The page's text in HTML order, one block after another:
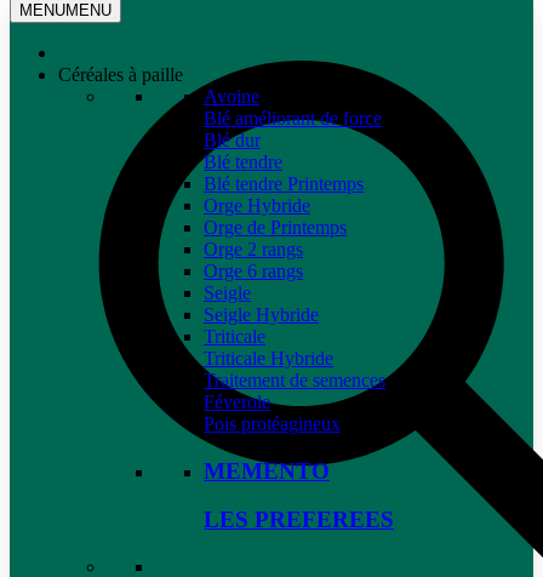
MENUMENU
Céréales à paille
Avoine
Blé améliorant de force
Blé dur
Blé tendre
Blé tendre Printemps
Orge Hybride
Orge de Printemps
Orge 2 rangs
Orge 6 rangs
Seigle
Seigle Hybride
Triticale
Triticale Hybride
Traitement de semences
Féverole
Pois protéagineux
MEMENTO
LES PREFEREES